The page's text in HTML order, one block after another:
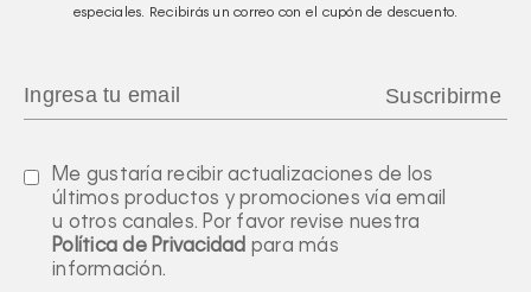
especiales. Recibirás un correo con el cupón de descuento.
Me gustaría recibir actualizaciones de los
últimos productos y promociones vía email
u otros canales. Por favor revise nuestra
Política de Privacidad para más
información.